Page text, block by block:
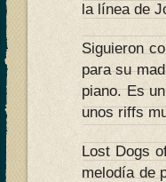
la línea de
Siguieron
para su
piano. Es
unos riffs
Lost Dogs
melodía de